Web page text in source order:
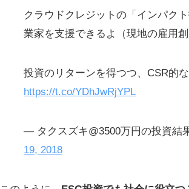
クラウドクレジットの「インパク
業家を支援できるよ（現地の雇用創
投資のリターンを得つつ、CSR的
https://t.co/YDhJwRjYPL
— タクスズキ@3500万円の投資結
19, 2018